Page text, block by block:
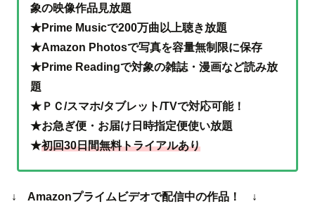
象の映像作品見放題
★Prime Musicで200万曲以上聴き放題
★Amazon Photosで写真を容量無制限に保存
★Prime Readingで対象の雑誌・漫画など読み放
題
★ＰＣ/スマホ/タブレット/TVで対応可能！
★お急ぎ便・お届け日時指定便使い放題
★初回30日間無料トライアルあり
↓ Amazonプライムビデオで配信中の作品！ ↓